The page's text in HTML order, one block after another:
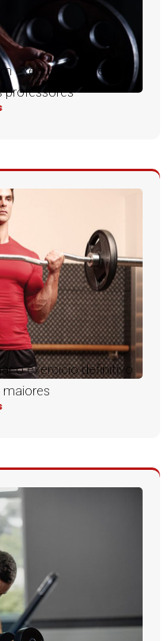
execução perfeita e
professores
o exercício definitivo
maiores